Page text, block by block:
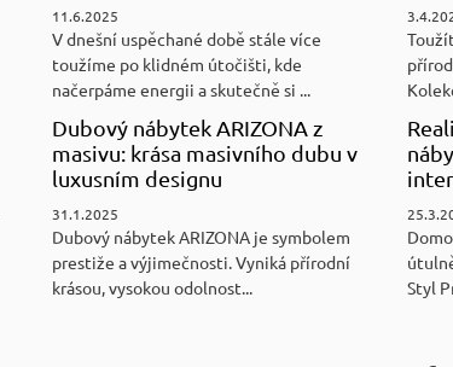
11.6.2025
V dnešní uspěchané době stále více
toužíme po klidném útočišti, kde
načerpáme energii a skutečně si ...
Dubový nábytek ARIZONA z
masivu: krása masivního dubu v
luxusním designu
31.1.2025
Dubový nábytek ARIZONA je symbolem
prestiže a výjimečnosti. Vyniká přírodní
krásou, vysokou odolnost...
Styl